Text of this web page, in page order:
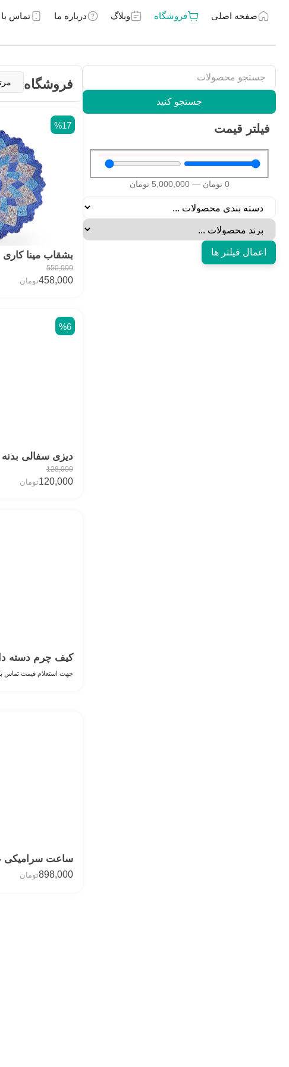
صفحه اصلی فروشگاه وبلاگ درباره ما تماس با
جستجو کنید
فیلتر قیمت
0 تومان —
5,000,000 تومان
اعمال فیلتر ها
فروشگاه
%17
بشقاب مینا کاری
550,000
458,000تومان
%6
دیزی سفالی بدنه
128,000
120,000تومان
کیف چرم دسته
جهت استعلام قیمت تماس
ساعت سرامیکی
898,000تومان